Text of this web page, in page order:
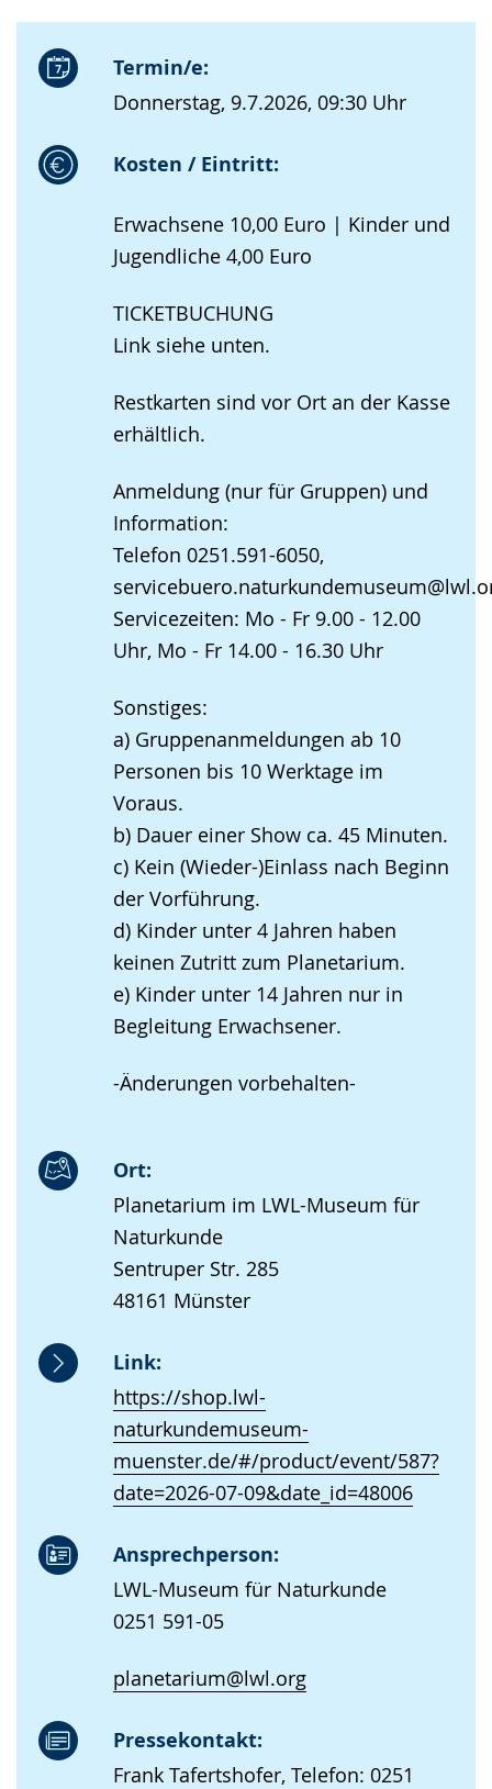
Termin/e:
Donnerstag, 9.7.2026, 09:30 Uhr
Kosten / Eintritt:
Erwachsene 10,00 Euro | Kinder und
Jugendliche 4,00 Euro
TICKETBUCHUNG
Link siehe unten.
Restkarten sind vor Ort an der Kasse
erhältlich.
Anmeldung (nur für Gruppen) und
Information:
Telefon 0251.591-6050,
Servicezeiten: Mo - Fr 9.00 - 12.00
Uhr, Mo - Fr 14.00 - 16.30 Uhr
Sonstiges:
a) Gruppenanmeldungen ab 10
Personen bis 10 Werktage im
Voraus.
b) Dauer einer Show ca. 45 Minuten.
c) Kein (Wieder-)Einlass nach Beginn
der Vorführung.
d) Kinder unter 4 Jahren haben
keinen Zutritt zum Planetarium.
e) Kinder unter 14 Jahren nur in
Begleitung Erwachsener.
-Änderungen vorbehalten-
Ort:
Planetarium im LWL-Museum für
Naturkunde
Sentruper Str. 285
48161 Münster
Link:
https://shop.lwl-
naturkundemuseum-
muenster.de/#/product/event/587?
date=2026-07-09&date_id=48006
Ansprechperson:
LWL-Museum für Naturkunde
0251 591-05
planetarium@lwl.org
Pressekontakt:
Frank Tafertshofer, Telefon: 0251